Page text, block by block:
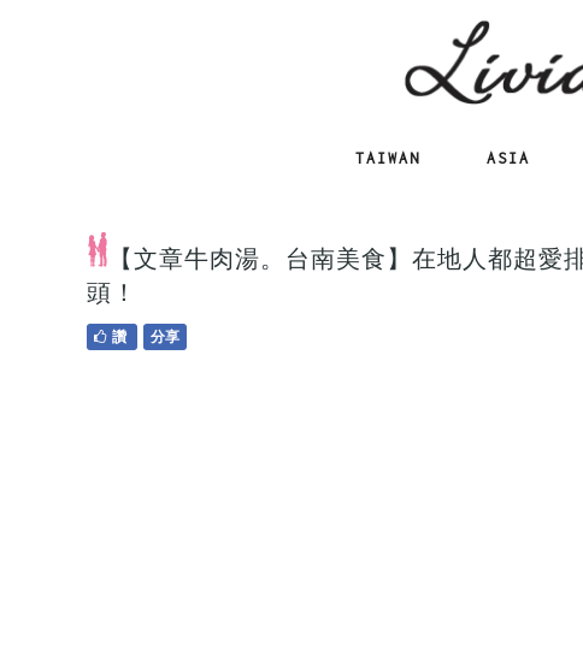
TAIWAN ASIA
【文章牛肉湯。台南美食】在地人都超
頭！
讚 分享